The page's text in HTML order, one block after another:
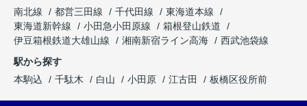
南北線
都営三田線 千代田線
東海道本線
東海道新幹線
小田急小田原線
箱根登山鉄道
伊豆箱根鉄道大雄山線
湘南新宿ライン高海
西武池袋線
駅から探す
本駒込
千駄木 白山 小田原 江古田 板橋区役所前